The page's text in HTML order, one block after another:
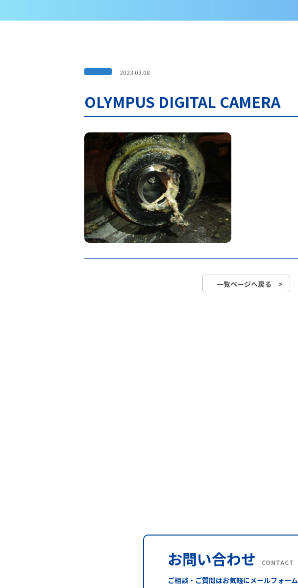
2023.03.08
OLYMPUS DIGITAL CAMERA
一覧ページへ戻る >
お問い合わせ CONTACT
ご相談・ご質問はお気軽にメールフォーム